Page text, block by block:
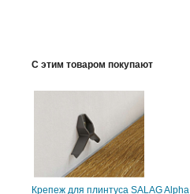
С этим товаром покупают
Крепеж для плинтуса SALAG Alpha